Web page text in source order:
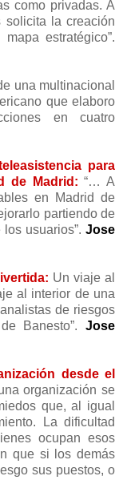
como privadas. A
solicita la creación
estratégico”.
una multinacional
que elaboro
en cuatro
para
de Madrid: “… A
en Madrid de
partiendo de
usuarios”. Jose
Un viaje al
al interior de una
de riesgos
Banesto”. Jose
desde el
organización se
que, al igual
La dificultad
ocupan esos
que si los demás
sus puestos, o